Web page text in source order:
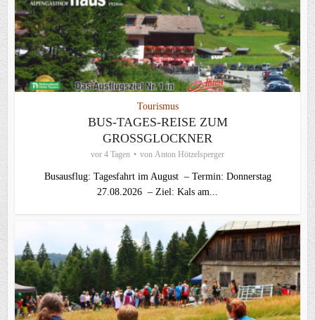
Tourismus
BUS-TAGES-REISE ZUM
GROSSGLOCKNER
vor 4 Tagen von Anton Hötzelsperger
Busausflug: Tagesfahrt im August – Termin: Donnerstag
27.08.2026 – Ziel: Kals am...